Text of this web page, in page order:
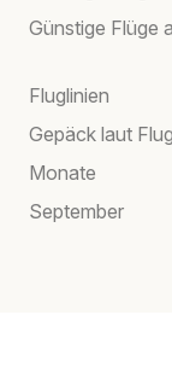
Günstige Flüge
Fluglinien
Gepäck laut
Monate
September